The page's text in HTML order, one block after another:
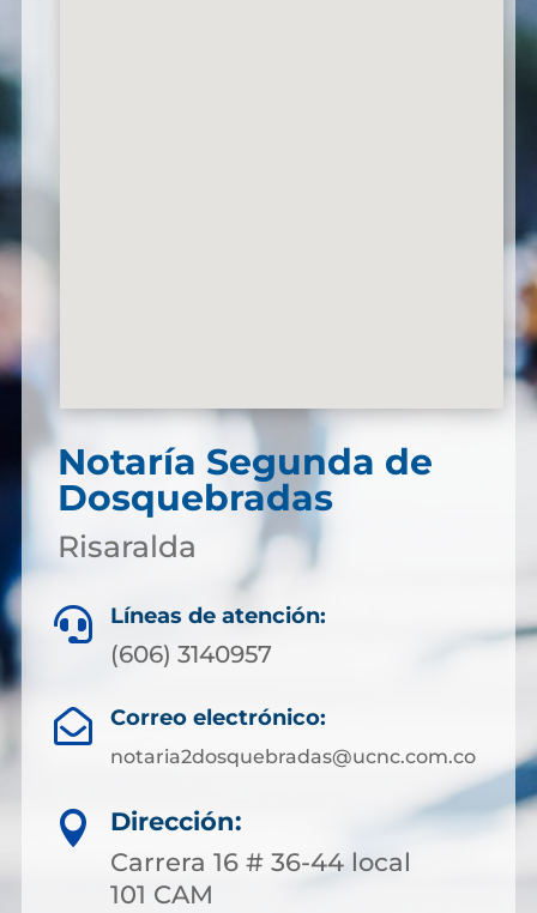
Notaría Segunda de
Dosquebradas
Risaralda
 Líneas de atención:
(606) 3140957
 Correo electrónico:
notaria2dosquebradas@ucnc.com.co

Dirección:
Carrera 16 # 36-44 local
101 CAM